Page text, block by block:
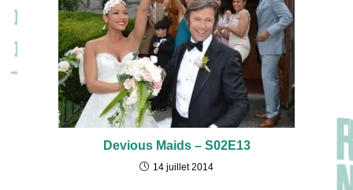
Devious Maids – S02E13
14 juillet 2014